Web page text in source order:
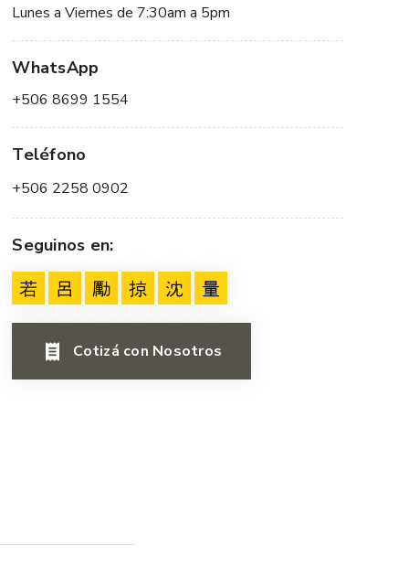
Lunes a Viernes de 7:30am a 5pm
WhatsApp
+506 8699 1554
Teléfono
+506 2258 0902
Seguinos en:
Cotizá con Nosotros